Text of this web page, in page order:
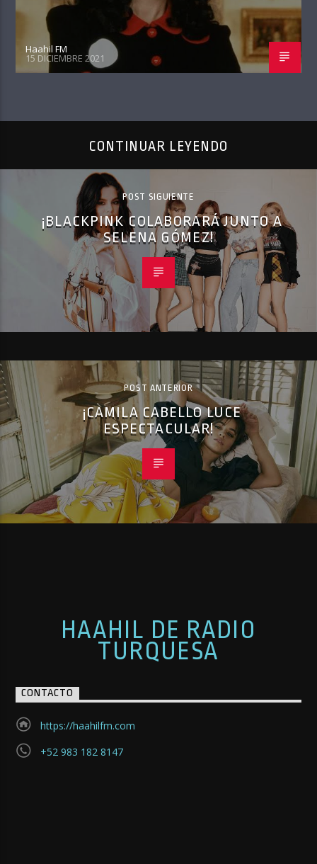
Haahil FM
15 DICIEMBRE 2021
CONTINUAR LEYENDO
POST SIGUIENTE
¡BLACKPINK COLABORARÁ JUNTO A
SELENA GÓMEZ!
POST ANTERIOR
¡CAMILA CABELLO LUCE
ESPECTACULAR!
HAAHIL DE RADIO
TURQUESA
CONTACTO
https://haahilfm.com
+52 983 182 8147